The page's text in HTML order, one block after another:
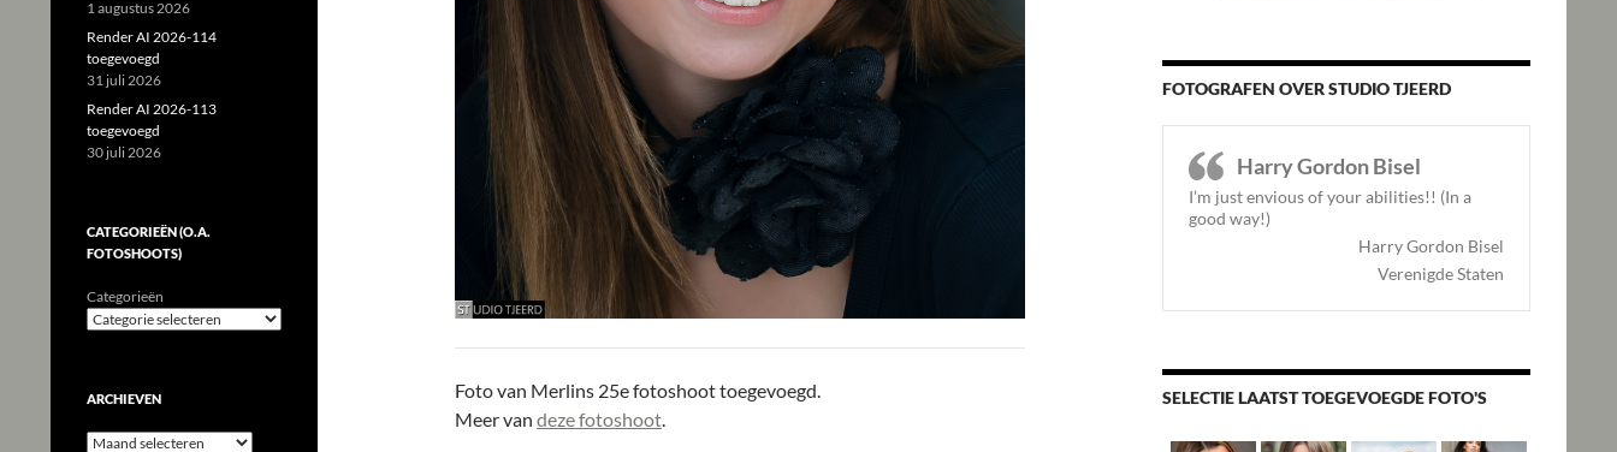
Foto van Merlins 25e fotoshoot toegevoegd.
Meer van deze fotoshoot.
FOTOGRAFEN OVER STUDIO TJEERD
Harry Gordon Bisel
I’m just envious of your abilities!! (In a
good way!)
Harry Gordon Bisel
Verenigde Staten
SELECTIE LAATST TOEGEVOEGDE FOTO'S
1 augustus 2026
Render AI 2026-114
toegevoegd
31 juli 2026
Render AI 2026-113
toegevoegd
30 juli 2026
CATEGORIEËN (O.A.
FOTOSHOOTS)
Categorieën
ARCHIEVEN
Archieven